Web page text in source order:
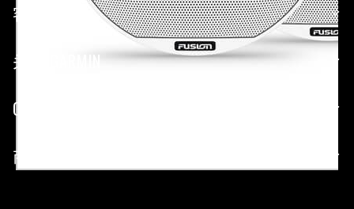
客户服务
关于 GARMIN
GARMIN 网站
商业合作